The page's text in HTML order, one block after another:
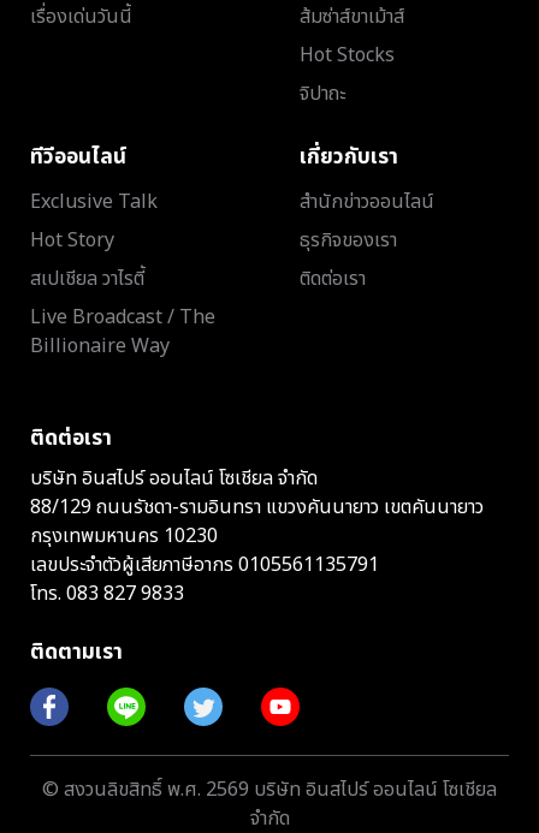
เรื่องเด่นวันนี้
ส้มซ่าส์ขาเม้าส์
Hot Stocks
จิปาถะ
ทีวีออนไลน์
Exclusive Talk
Hot Story
สเปเชียล วาไรตี้
Live Broadcast / The
Billionaire Way
เกี่ยวกับเรา
สำนักข่าวออนไลน์
ธุรกิจของเรา
ติดต่อเรา
ติดต่อเรา
บริษัท อินสไปร์ ออนไลน์ โซเชียล จำกัด
88/129 ถนนรัชดา-รามอินทรา แขวงคันนายาว เขตคันนายาว
กรุงเทพมหานคร 10230
เลขประจำตัวผู้เสียภาษีอากร 0105561135791
โทร. 083 827 9833
ติดตามเรา
© สงวนลิขสิทธิ์ พ.ศ. 2569 บริษัท อินสไปร์ ออนไลน์ โซเชียล
จำกัด